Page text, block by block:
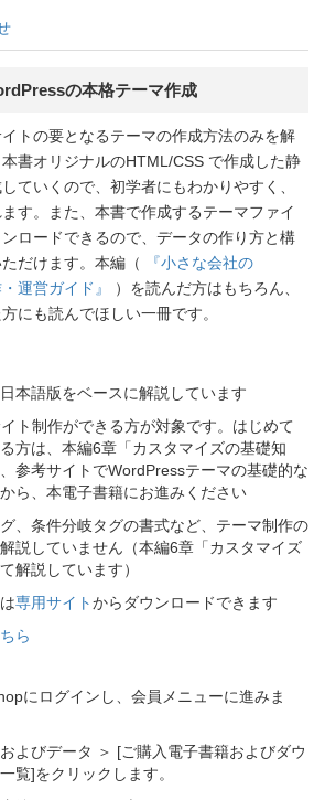
の本格テーマ作成
トの要となるテーマの作成方法のみを解
書オリジナルのHTML/CSS で作成した静
ていくので、初学者にもわかりやすく、
す。また、本書で作成するテーマファイ
ロードできるので、データの作り方と構
だけます。本編（
『小さな会社の
運営ガイド』
）を読んだ方はもちろん、
にも読んでほしい一冊です。
本語版をベースに解説しています
ト制作ができる方が対象です。はじめて
方は、本編6章「カスタマイズの基礎知
参考サイトでWordPressテーマの基礎的な
ら、本電子書籍にお進みください
、条件分岐タグの書式など、テーマ制作の
説していません（本編6章「カスタマイズ
解説しています）
専用サイトからダウンロードできます
ら
にログインし、会員メニューに進みま
よびデータ ＞ [ご購入電子書籍およびダウ
覧]をクリックします。